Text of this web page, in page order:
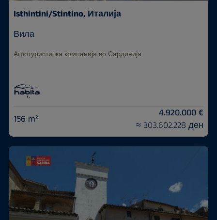
Isthintini/Stintino, Италија
Вила
Агротуристичка компанија во Сардинија
156 m²
4.920.000 €
≈ 303.602.228 ден